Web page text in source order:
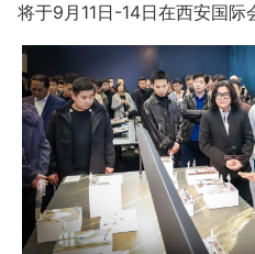
将于9月11日-14日在西安国际